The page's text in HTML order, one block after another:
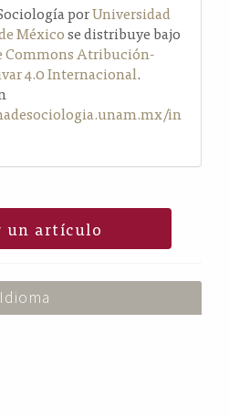
porUniversidad
Méxicose distribuye bajo
Commons Atribución-
4.0 Internacional.
in
un artículo
Idioma